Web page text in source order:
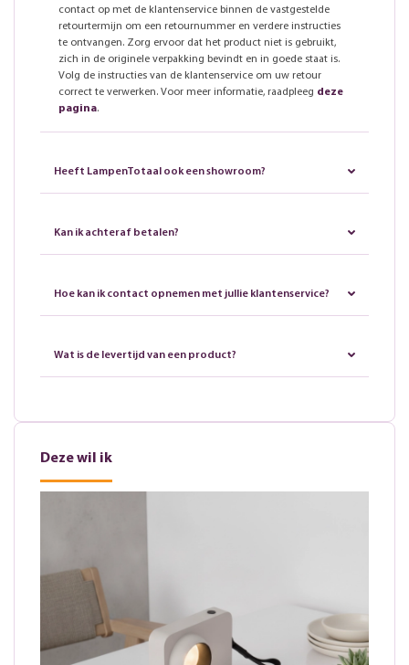
contact op met de klantenservice binnen de vastgestelde
retourtermijn om een retournummer en verdere instructies
te ontvangen. Zorg ervoor dat het product niet is gebruikt,
zich in de originele verpakking bevindt en in goede staat is.
Volg de instructies van de klantenservice om uw retour
correct te verwerken. Voor meer informatie, raadpleeg deze
pagina.
Heeft LampenTotaal ook een showroom?
Kan ik achteraf betalen?
Hoe kan ik contact opnemen met jullie klantenservice?
Wat is de levertijd van een product?
Deze wil ik